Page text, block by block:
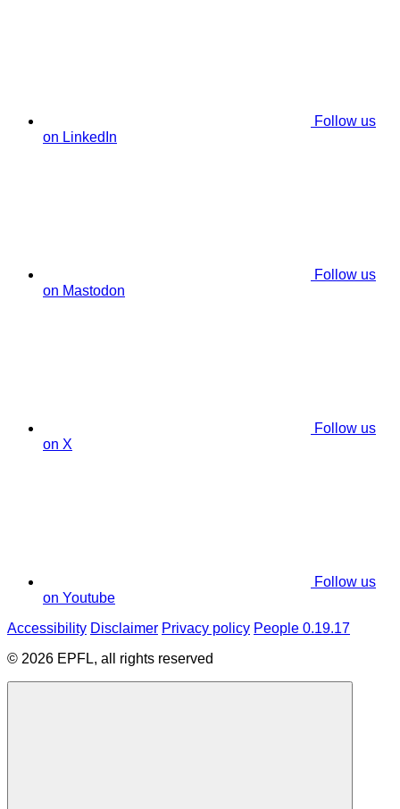
Follow us
on LinkedIn
Follow us
on Mastodon
Follow us
on X
Follow us
on Youtube
Accessibility Disclaimer Privacy policy People 0.19.17
© 2026 EPFL, all rights reserved